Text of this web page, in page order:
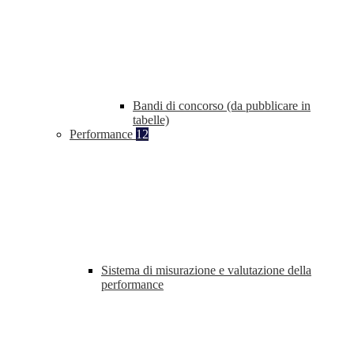
Bandi di concorso (da pubblicare in
tabelle)
Performance 12
Sistema di misurazione e valutazione della
performance